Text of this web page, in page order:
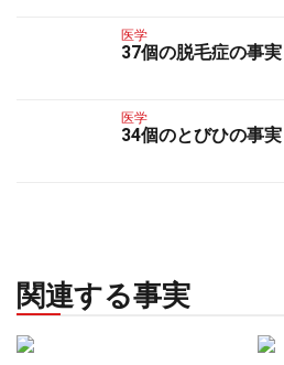
医学
37個の脱毛症の事実
医学
34個のとびひの事実
関連する事実